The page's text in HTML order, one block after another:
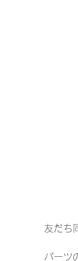
友だち
パーツ